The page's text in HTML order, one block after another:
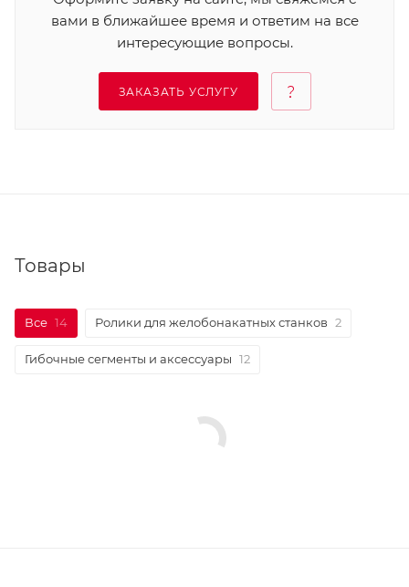
вами в ближайшее время и ответим на все
интересующие вопросы.
ЗАКАЗАТЬ УСЛУГУ
Товары
Все 14 Ролики для желобонакатных станков 2
Гибочные сегменты и аксессуары 12